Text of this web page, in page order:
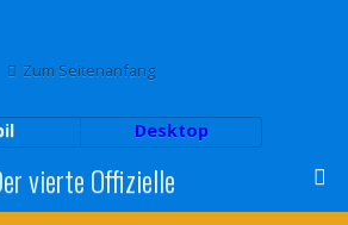
Zum Seitenanfang
Desktop
vierte Offizielle